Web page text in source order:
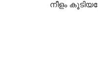
നീളം